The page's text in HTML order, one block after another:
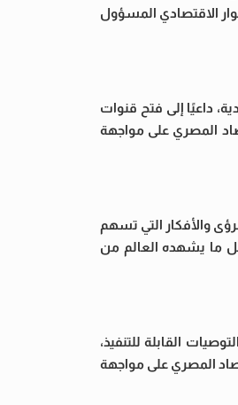
الاقتصادي المسؤول
داعيًا إلى فتح قنوات
المصري على مواجهة
والأفكار التي تسهم
ما يشهده العالم من
القابلة للتنفيذ،
المصري على مواجهة